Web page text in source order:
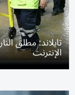
تايلاند: مطلق
الإنترنت